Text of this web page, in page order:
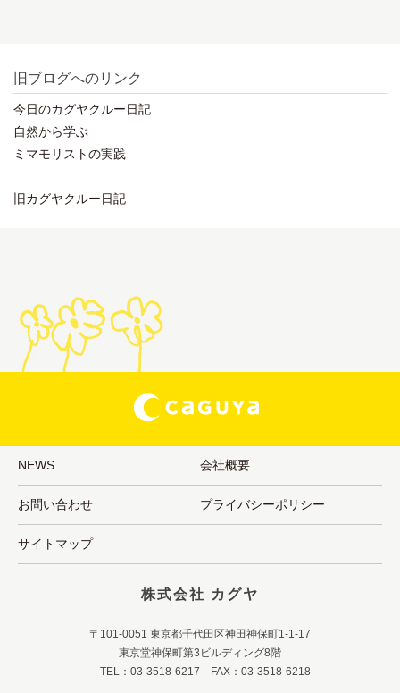
旧ブログへのリンク
今日のカグヤクルー日記
自然から学ぶ
ミマモリストの実践
旧カグヤクルー日記
NEWS 会社概要
お問い合わせ プライバシーポリシー
サイトマップ
株式会社 カグヤ
〒101-0051 東京都千代田区神田神保町1-1-17
東京堂神保町第3ビルディング8階
TEL：03-3518-6217 FAX：03-3518-6218